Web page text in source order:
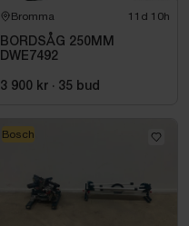
Bromma 11d 10h
BORDSÅG 250MM
DWE7492
3 900 kr · 35 bud
Bosch